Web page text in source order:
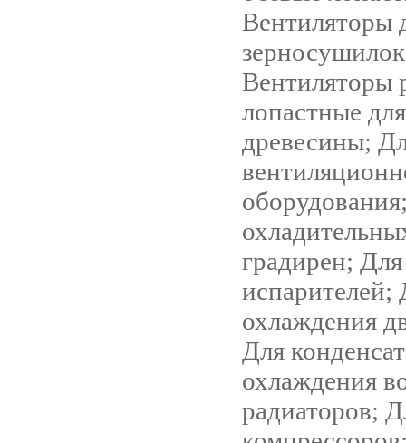
Вентиляторы
Вентиляторы
лопастные
древесины;
градирен; Для
испарителей;
охлаждения
Для
охлаждения
радиаторов;